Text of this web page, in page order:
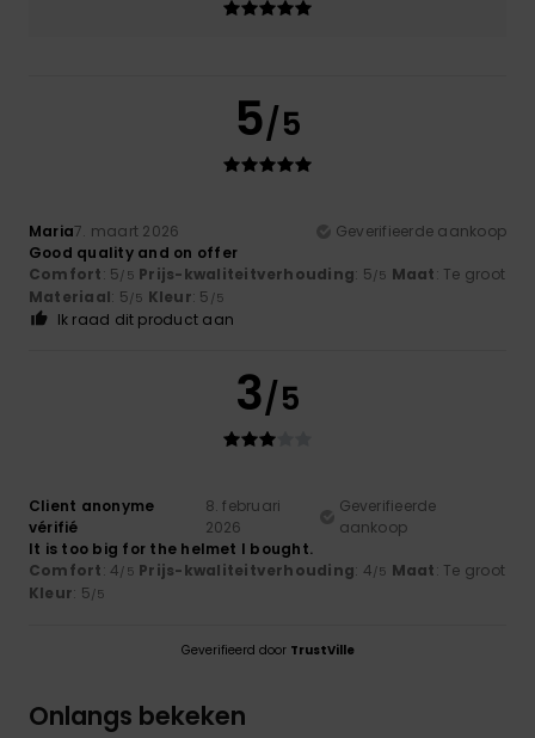
5/5
Maria7. maart 2026
Geverifieerde aankoop
Good quality and on offer
Comfort: 5/5 Prijs-kwaliteitverhouding: 5/5 Maat: Te groot
Materiaal: 5/5 Kleur: 5 /5
Ik raad dit product aan
3/5
Client anonyme
vérifié
8. februari
2026
Geverifieerde
aankoop
It is too big for the helmet I bought.
Comfort: 4/5 Prijs-kwaliteitverhouding: 4/5 Maat: Te groot
Kleur: 5/5
Geverifieerd door TrustVille
Onlangs bekeken